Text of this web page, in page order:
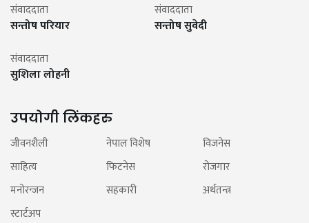
संवाददाता
सन्तोष परियार
संवाददाता
सन्तोष सुवेदी
संवाददाता
सुशिला लोहनी
उपयोगी लिंकहरु
जीवनशैली नेपाल विशेष
विजनेस
साहित्य
फिटनेस
रोजगार
मनोरन्जन
सहकारी
अर्थतन्त्र
स्टार्टअप